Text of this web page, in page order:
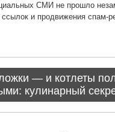
СМИ не прошло
ссылок и продвижения спам-